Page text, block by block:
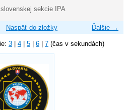
sekcie IPA
Ďalšie →
Naspäť do zložky
3 4 5 6 7 (čas v sekundách)